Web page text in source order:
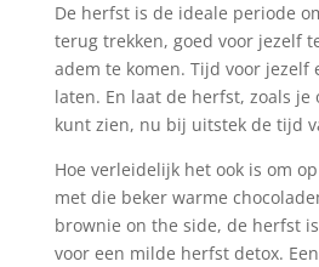
De herfst is de ideale periode
terug trekken, goed voor jezelf
adem te komen. Tijd voor jezelf
laten. En laat de herfst, zoals je
kunt zien, nu bij uitstek de tijd
Hoe verleidelijk het ook is om
met die beker warme
brownie on the side, de herfst
voor een milde herfst detox.